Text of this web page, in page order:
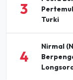
3
Turki
4
Nirmal